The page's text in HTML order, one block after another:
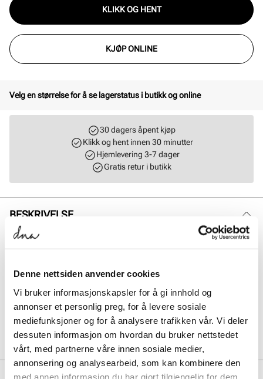
Denne nettsiden anvender cookies
Vi bruker informasjonskapsler for å gi innhold og
annonser et personlig preg, for å levere sosiale
mediefunksjoner og for å analysere trafikken vår. Vi deler
dessuten informasjon om hvordan du bruker nettstedet
vårt, med partnerne våre innen sosiale medier,
annonsering og analysearbeid, som kan kombinere den
med annen informasjon du har gjort tilgjengelig for dem,
KLIKK OG HENT
KJØP ONLINE
Velg en størrelse for å se lagerstatus i butikk og online
30 dagers åpent kjøp
Klikk og hent innen 30 minutter
Hjemlevering 3-7 dager
Gratis retur i butikk
BESKRIVELSE
Myke og supervarme votter i ekte lammepels fra Stockholm Design
Group, designet for maksimal komfort på kalde vinterdager. Vottene
naturlige lammepelsen gir en lun og behagelig varme, samtidig som
yellow og mørk brun – slik at du enkelt kan finne din favoritt.
Art. nr.93417409
Lev. art. nr8154